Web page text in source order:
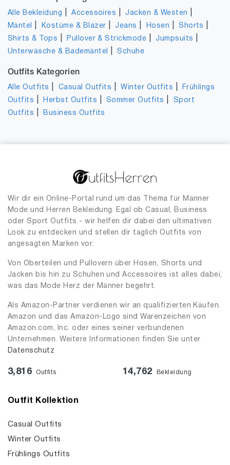
Alle Bekleidung |Accessoires |Jacken & Westen
Mäntel Kostüme & Blazer |Jeans Hosen |Shorts
Shirts & Tops Pullover & Strickmode |Jumpsuits
Unterwäsche & Bademäntel |Schuhe
Outfits Kategorien
Alle Outfits Casual Outfits |Winter Outfits
Frühlings
Outfits
Herbst Outfits Sommer Outfits
Sport
Outfits
Business Outfits
Wir dir ein Online-Portal rund um das Thema für Männer
Mode und Herren Bekleidung. Egal ob Casual, Business
oder Sport Outfits - wir helfen dir dabei den ultimativen
Look zu entdecken und stellen dir täglich Outfits von
angesagten Marken vor.
Von Oberteilen und Pullovern über Hosen, Shorts und
Jacken bis hin zu Schuhen und Accessoires ist alles dabei,
was das Mode Herz der Männer begehrt.
Als Amazon-Partner verdienen wir an qualifizierten Käufen.
Amazon und das Amazon-Logo sind Warenzeichen von
Amazon.com, Inc. oder eines seiner verbundenen
Unternehmen. Weitere Informationen finden Sie unter
Datenschutz
3,816 Outfits 14,762 Bekleidung
Outfit Kollektion
Casual Outfits
Winter Outfits
Frühlings Outfits